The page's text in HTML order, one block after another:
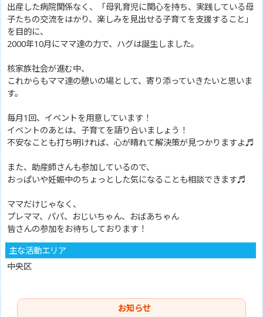
出産した病院関係なく、「母乳育児に関心を持ち、実践している母
子たちの交流をはかり、楽しみを見出せる子育てを支援すること」
を目的に、
2000年10月にママ達の力で、ハグは誕生しました。
核家族社会が進む中、
これからもママ達の憩いの場として、寄り添っていきたいと思いま
す。
毎月1回、イベントを用意しています！
イベントのあとは、子育てを語り合いましょう！
不安なことも打ち明ければ、心が晴れて解決策が見つかりますよ♬
また、助産師さんも参加しているので、
おっぱいや妊娠中のちょっとした気になることも相談できます♬
ママだけじゃなく、
プレママ、パパ、おじいちゃん、おばあちゃん
皆さんの参加をお待ちしております！
主な活動エリア
中央区
お知らせ